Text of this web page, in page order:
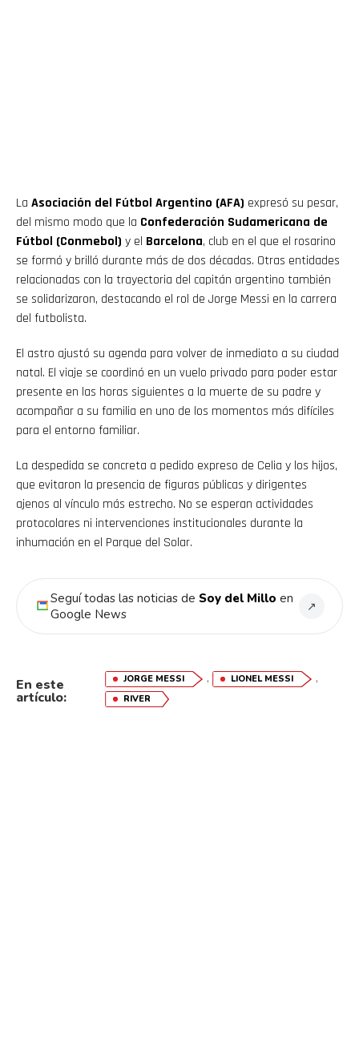
La Asociación del Fútbol Argentino (AFA) expresó su pesar,
del mismo modo que la Confederación Sudamericana de
Fútbol (Conmebol) y el Barcelona, club en el que el rosarino
se formó y brilló durante más de dos décadas. Otras entidades
relacionadas con la trayectoria del capitán argentino también
se solidarizaron, destacando el rol de Jorge Messi en la carrera
del futbolista.
El astro ajustó su agenda para volver de inmediato a su ciudad
natal. El viaje se coordinó en un vuelo privado para poder estar
presente en las horas siguientes a la muerte de su padre y
acompañar a su familia en uno de los momentos más difíciles
para el entorno familiar.
La despedida se concreta a pedido expreso de Celia y los hijos,
que evitaron la presencia de figuras públicas y dirigentes
ajenos al vínculo más estrecho. No se esperan actividades
protocolares ni intervenciones institucionales durante la
inhumación en el Parque del Solar.
Seguí todas las noticias de Soy del Millo en
Google News
↗
En este
artículo:
JORGE MESSI , LIONEL MESSI ,
RIVER